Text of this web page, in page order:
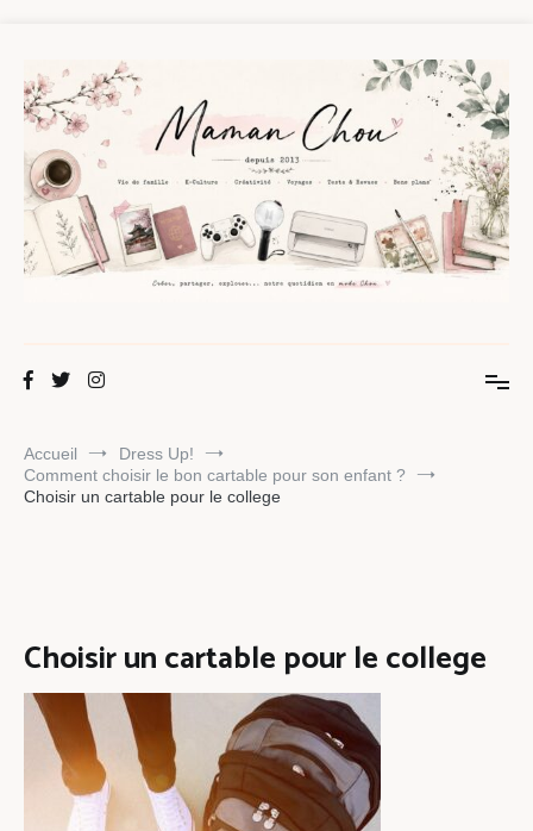
contenu
Maman Chou
Accueil
Dress Up!
Comment choisir le bon cartable pour son enfant ?
Choisir un cartable pour le college
Choisir un cartable pour le college